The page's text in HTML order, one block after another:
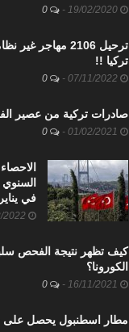
-
ترحيل 2106
تركيا !!
-
صادرات تركية من عصير
-
في يناير
كيف تظهر نتيجة الفحص
الكورونا؟
-
مطار اسطنبول يحصل على